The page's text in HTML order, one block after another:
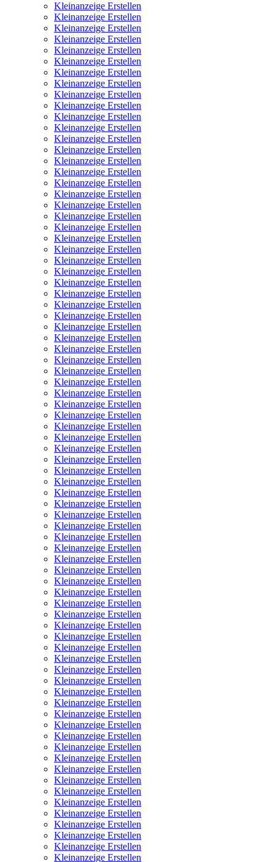
Kleinanzeige Erstellen
Kleinanzeige Erstellen
Kleinanzeige Erstellen
Kleinanzeige Erstellen
Kleinanzeige Erstellen
Kleinanzeige Erstellen
Kleinanzeige Erstellen
Kleinanzeige Erstellen
Kleinanzeige Erstellen
Kleinanzeige Erstellen
Kleinanzeige Erstellen
Kleinanzeige Erstellen
Kleinanzeige Erstellen
Kleinanzeige Erstellen
Kleinanzeige Erstellen
Kleinanzeige Erstellen
Kleinanzeige Erstellen
Kleinanzeige Erstellen
Kleinanzeige Erstellen
Kleinanzeige Erstellen
Kleinanzeige Erstellen
Kleinanzeige Erstellen
Kleinanzeige Erstellen
Kleinanzeige Erstellen
Kleinanzeige Erstellen
Kleinanzeige Erstellen
Kleinanzeige Erstellen
Kleinanzeige Erstellen
Kleinanzeige Erstellen
Kleinanzeige Erstellen
Kleinanzeige Erstellen
Kleinanzeige Erstellen
Kleinanzeige Erstellen
Kleinanzeige Erstellen
Kleinanzeige Erstellen
Kleinanzeige Erstellen
Kleinanzeige Erstellen
Kleinanzeige Erstellen
Kleinanzeige Erstellen
Kleinanzeige Erstellen
Kleinanzeige Erstellen
Kleinanzeige Erstellen
Kleinanzeige Erstellen
Kleinanzeige Erstellen
Kleinanzeige Erstellen
Kleinanzeige Erstellen
Kleinanzeige Erstellen
Kleinanzeige Erstellen
Kleinanzeige Erstellen
Kleinanzeige Erstellen
Kleinanzeige Erstellen
Kleinanzeige Erstellen
Kleinanzeige Erstellen
Kleinanzeige Erstellen
Kleinanzeige Erstellen
Kleinanzeige Erstellen
Kleinanzeige Erstellen
Kleinanzeige Erstellen
Kleinanzeige Erstellen
Kleinanzeige Erstellen
Kleinanzeige Erstellen
Kleinanzeige Erstellen
Kleinanzeige Erstellen
Kleinanzeige Erstellen
Kleinanzeige Erstellen
Kleinanzeige Erstellen
Kleinanzeige Erstellen
Kleinanzeige Erstellen
Kleinanzeige Erstellen
Kleinanzeige Erstellen
Kleinanzeige Erstellen
Kleinanzeige Erstellen
Kleinanzeige Erstellen
Kleinanzeige Erstellen
Kleinanzeige Erstellen
Kleinanzeige Erstellen
Kleinanzeige Erstellen
Kleinanzeige Erstellen